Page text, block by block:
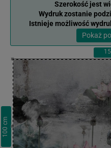
Szerokość jest
Wydruk zostanie
Istnieje możliwość
Pokaż
100
cm